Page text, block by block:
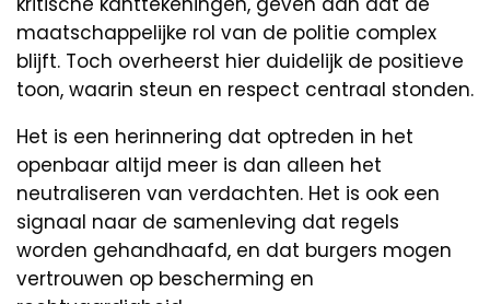
maatschappelijke rol van de politie complex
blijft. Toch overheerst hier duidelijk de positieve
toon, waarin steun en respect centraal stonden.
Het is een herinnering dat optreden in het
openbaar altijd meer is dan alleen het
neutraliseren van verdachten. Het is ook een
signaal naar de samenleving dat regels
worden gehandhaafd, en dat burgers mogen
vertrouwen op bescherming en